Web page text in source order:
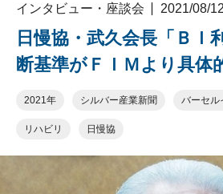
インタビュー・座談会 2021/08/12
日慢協・武久会長「Ｂ
断基準がＦＩＭより具体
2021年 シルバー産業新聞 バーセル
リハビリ 日慢協